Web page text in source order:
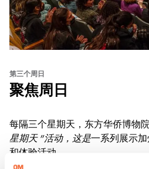
第三个周日
聚焦周日
每隔三个星期天，东方华侨博物
星期天 "活动，这是一系列展示
和体验活动。